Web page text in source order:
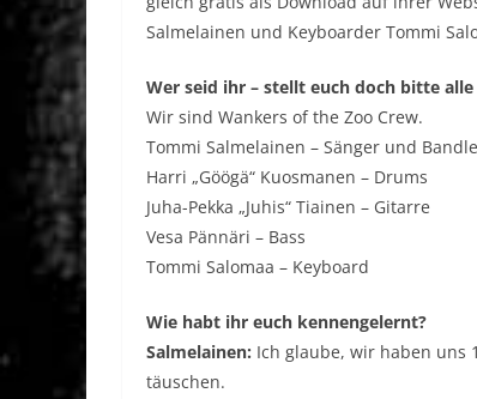
Salmelainen und Keyboarder Tommi
Wer seid ihr – stellt euch doch bitte
Wir sind Wankers of the Zoo Crew.
Tommi Salmelainen – Sänger und
Harri „Göögä“ Kuosmanen – Drums
Juha-Pekka „Juhis“ Tiainen – Gitarre
Vesa Pännäri – Bass
Tommi Salomaa – Keyboard
Wie habt ihr euch kennengelernt?
Salmelainen: Ich glaube, wir haben uns
täuschen.